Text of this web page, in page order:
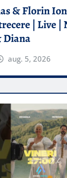
& Florin
| Live |
Diana
aug. 5, 2026